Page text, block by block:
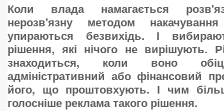
Коли влада намагається
нерозв'язну методом
упираються безвихідь. І
рішення, які нічого не вирішують.
знаходиться, коли воно
адміністративний або фінансовий
його, що проштовхують. І чим
голосніше реклама такого рішення.